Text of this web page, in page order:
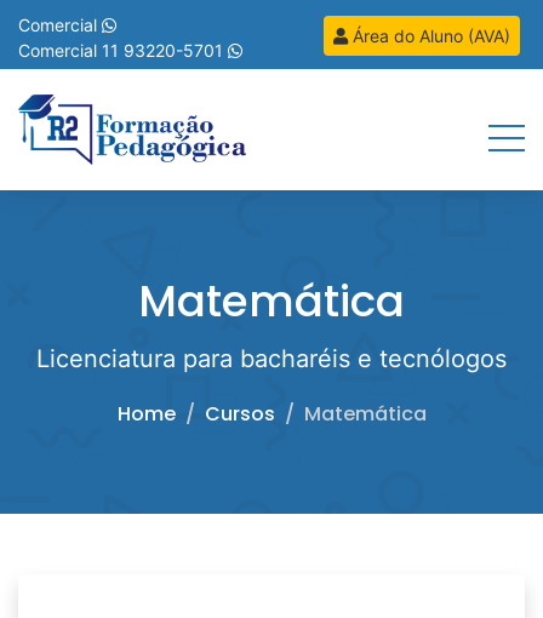
R2 Formação
Comercial
Comercial 11 93220-5701
Área do Aluno (AVA)
Menu
Matemática
Licenciatura para bacharéis e tecnólogos
Home Cursos Matemática